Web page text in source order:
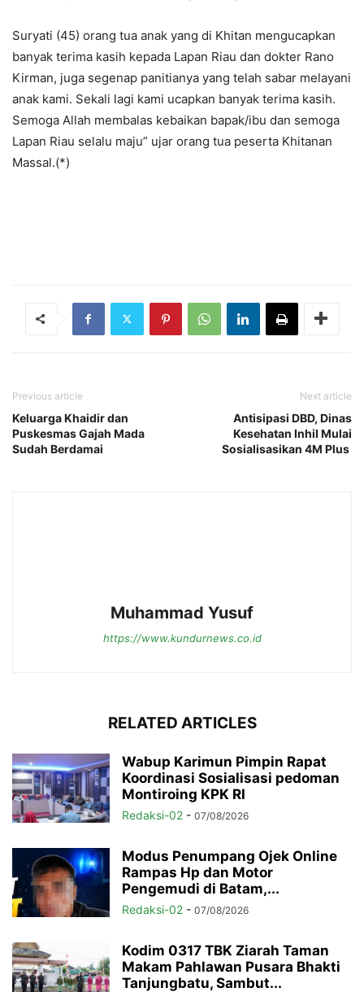
Suryati (45) orang tua anak yang di Khitan mengucapkan
banyak terima kasih kepada Lapan Riau dan dokter Rano
Kirman, juga segenap panitianya yang telah sabar melayani
anak kami. Sekali lagi kami ucapkan banyak terima kasih.
Semoga Allah membalas kebaikan bapak/ibu dan semoga
Lapan Riau selalu maju” ujar orang tua peserta Khitanan
Massal.(*)
Previous article
Keluarga Khaidir dan
Puskesmas Gajah Mada
Sudah Berdamai
Next article
Antisipasi DBD, Dinas
Kesehatan Inhil Mulai
Sosialisasikan 4M Plus
Muhammad Yusuf
https://www.kundurnews.co.id
RELATED ARTICLES
Wabup Karimun Pimpin Rapat
Koordinasi Sosialisasi pedoman
Montiroing KPK RI
Redaksi-02 - 07/08/2026
Modus Penumpang Ojek Online
Rampas Hp dan Motor
Pengemudi di Batam,...
Redaksi-02 - 07/08/2026
Kodim 0317 TBK Ziarah Taman
Makam Pahlawan Pusara Bhakti
Tanjungbatu, Sambut...